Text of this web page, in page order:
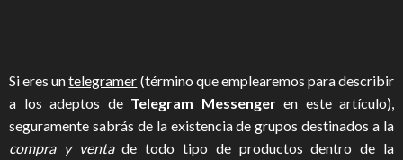
Si eres untelegramer (término que emplearemos para describir
a los adeptos de Telegram Messengeren este artículo),
seguramente sabrás de la existencia de grupos destinados a la
compra y ventade todo tipo de productos dentro de la